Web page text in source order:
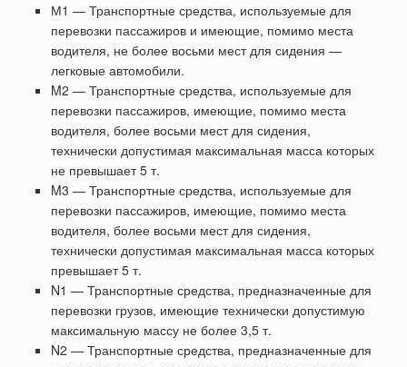
М1 — Транспортные средства, используемые для
перевозки пассажиров и имеющие, помимо места
водителя, не более восьми мест для сидения —
легковые автомобили.
M2 — Транспортные средства, используемые для
перевозки пассажиров, имеющие, помимо места
водителя, более восьми мест для сидения,
технически допустимая максимальная масса которых
не превышает 5 т.
M3 — Транспортные средства, используемые для
перевозки пассажиров, имеющие, помимо места
водителя, более восьми мест для сидения,
технически допустимая максимальная масса которых
превышает 5 т.
N1 — Транспортные средства, предназначенные для
перевозки грузов, имеющие технически допустимую
максимальную массу не более 3,5 т.
N2 — Транспортные средства, предназначенные для